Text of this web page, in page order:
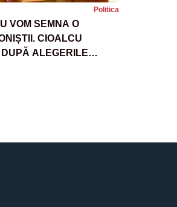
Politica
VOM SEMNA O
CIOALCU
ALEGERILE